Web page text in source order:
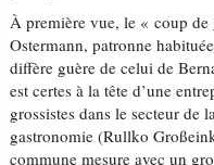
À première vue, le « coup
Ostermann, patronne
diffère guère de celui de
est certes à la tête d’une
grossistes dans le secteur de
gastronomie (Rullko
commune mesure avec un